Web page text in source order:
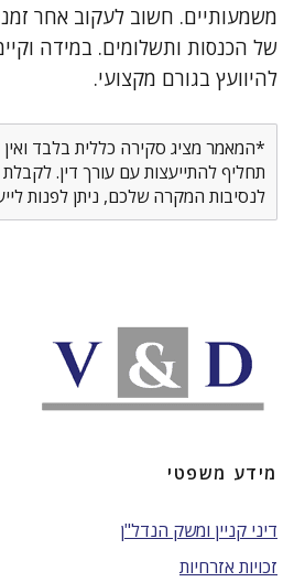
משמעותיים. חשוב לעקוב אחר
של הכנסות ותשלומים. במידה
להיוועץ בגורם מקצועי.
*המאמר מציג סקירה כללית בלבד ואין
תחליף להתייעצות עם עורך דין.
לנסיבות המקרה שלכם, ניתן לפנות
מידע משפטי
דיני קניין ומשק הנדל"ן
זכויות אזרחיות